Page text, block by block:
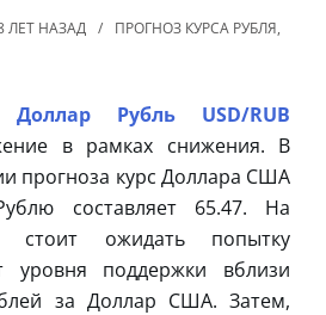
ЛЕТ НАЗАД ПРОГНОЗ КУРСА РУБЛЯ,
Доллар Рубль USD/RUB
в рамках снижения. В
прогноза курс Доллара США
составляет 65.47. На
стоит ожидать попытку
уровня поддержки вблизи
за Доллар США. Затем,